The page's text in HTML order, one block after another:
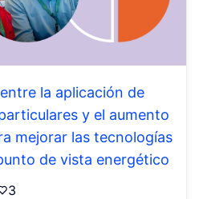
la aplicación de
y el aumento
mejorar las tecnologías
de vista energético
3